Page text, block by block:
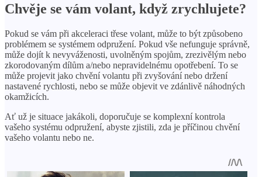
Chvěje se vám volant, když zrychlujete?
Pokud se vám při akceleraci třese volant, může to být způsobeno
problémem se systémem odpružení. Pokud vše nefunguje správně,
může dojít k nevyváženosti, uvolněným spojům, zrezivělým nebo
zkorodovaným dílům a/nebo nepravidelnému opotřebení. To se
může projevit jako chvění volantu při zvyšování nebo držení
nastavené rychlosti, nebo se může objevit ve zdánlivě náhodných
okamžicích.
Ať už je situace jakákoli, doporučuje se komplexní kontrola
vašeho systému odpružení, abyste zjistili, zda je příčinou chvění
vašeho volantu nebo ne.